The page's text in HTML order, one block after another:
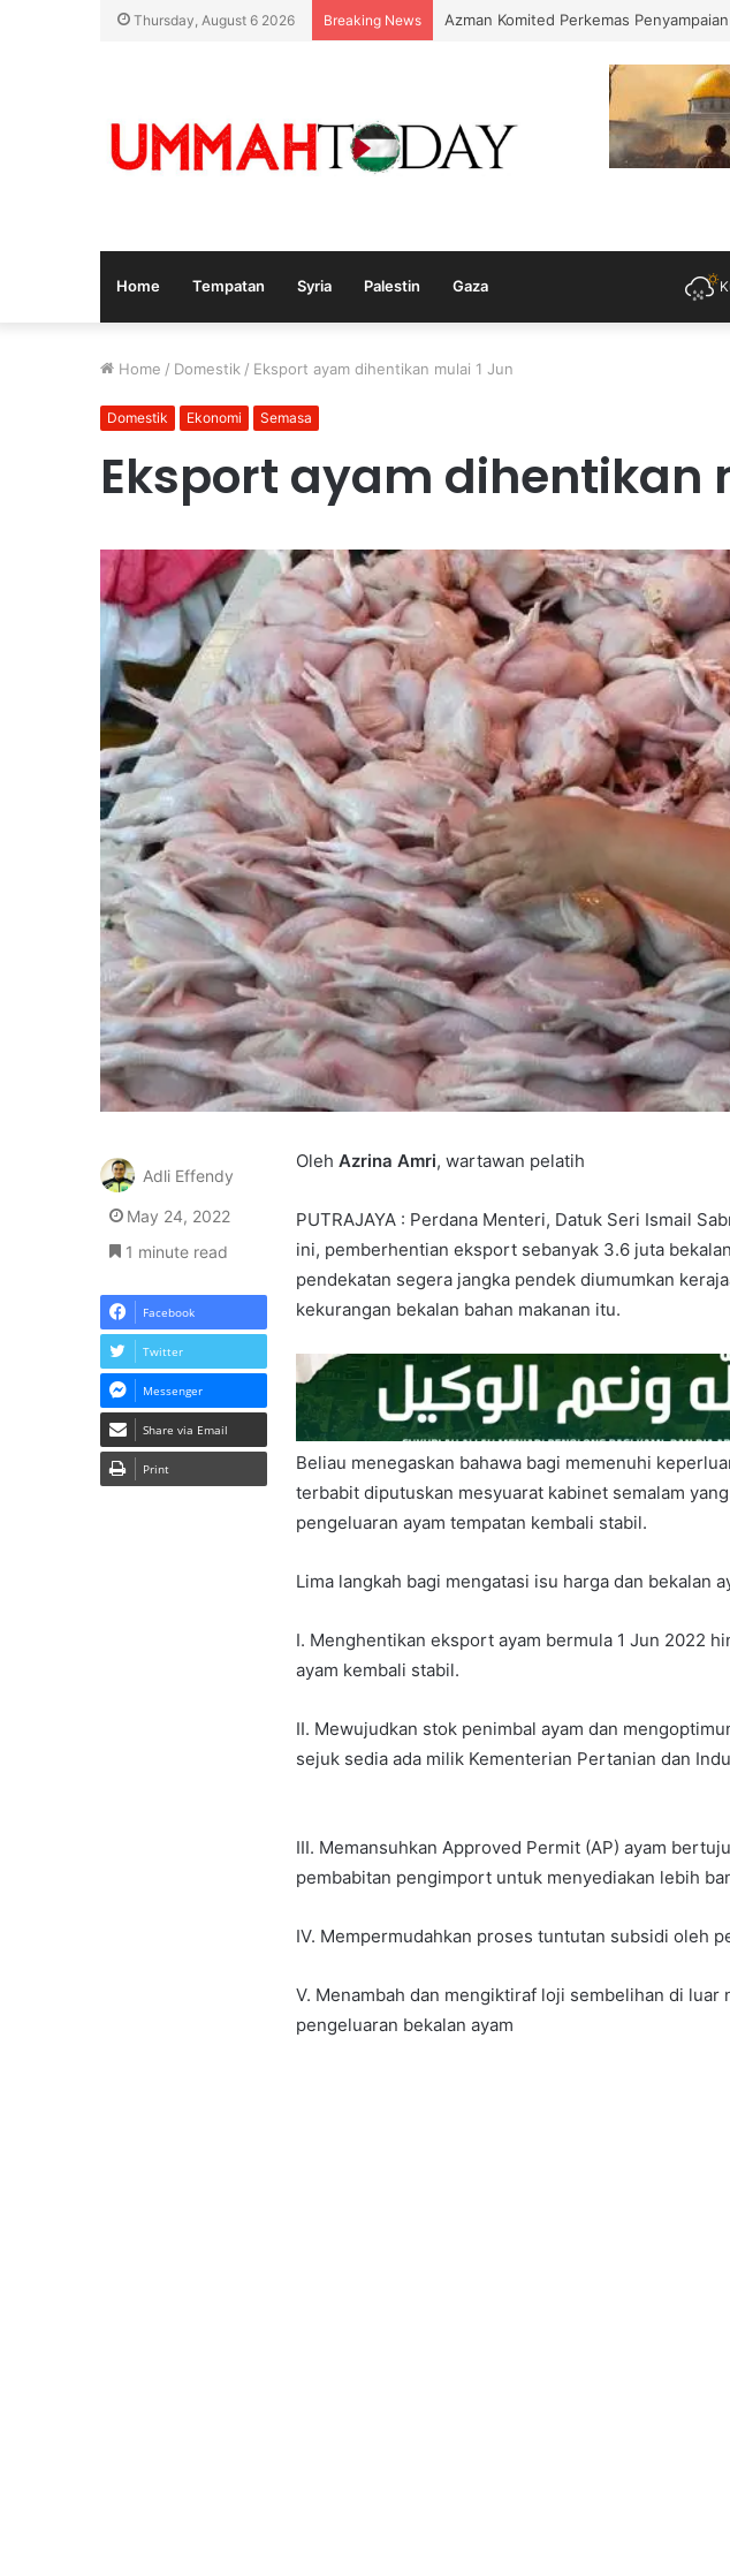
Thursday, August 6 2026 Breaking News Azman Komited Perkemas
Home Tempatan Syria Palestin Gaza
Home / Domestik / Eksport ayam dihentikan mulai 1 Jun
Domestik Ekonomi Semasa
Eksport ayam dihentikan
Oleh Azrina Amri, wartawan pelatih
PUTRAJAYA : Perdana Menteri, Datuk Seri Ismail
ini, pemberhentian eksport sebanyak 3.6 juta
pendekatan segera jangka pendek diumumkan
kekurangan bekalan bahan makanan itu.
Beliau menegaskan bahawa bagi memenuhi
terbabit diputuskan mesyuarat kabinet semalam
pengeluaran ayam tempatan kembali stabil.
Lima langkah bagi mengatasi isu harga dan bekalan
I. Menghentikan eksport ayam bermula 1 Jun 2022
ayam kembali stabil.
II. Mewujudkan stok penimbal ayam dan
sejuk sedia ada milik Kementerian Pertanian dan
III. Memansuhkan Approved Permit (AP) ayam
pembabitan pengimport untuk menyediakan lebih
IV. Mempermudahkan proses tuntutan subsidi oleh
V. Menambah dan mengiktiraf loji sembelihan di luar
pengeluaran bekalan ayam
Adli Effendy
May 24, 2022
1 minute read
Facebook
Twitter
Messenger
Share via Email
Print